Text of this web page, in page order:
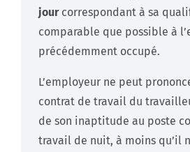
jourcorrespondant à sa
comparable que possible à
précédemment occupé.
L’employeur ne peut
contrat de travail du
de son inaptitude au poste
travail de nuit, à moins qu’il